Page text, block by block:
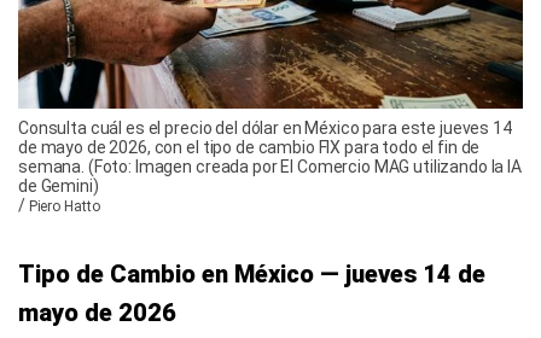
Consulta cuál es el precio del dólar en México para este jueves 14
de mayo de 2026, con el tipo de cambio FIX para todo el fin de
semana. (Foto: Imagen creada por El Comercio MAG utilizando la IA
de Gemini)
/ Piero Hatto
Tipo de Cambio en México — jueves 14 de
mayo de 2026